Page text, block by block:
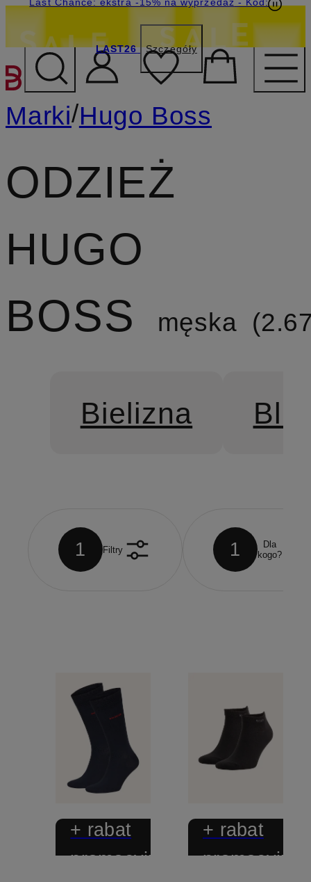
PRZEJDŹ DO GŁÓWNEJ
LAST26 Szczegóły
Marki/Hugo Boss
ODZIEŻ
HUGO
BOSS
męska
Bielizna
1 Filtry 1
Dla
kogo?
+ rabat
promocyjny
+ rabat
promocyjny